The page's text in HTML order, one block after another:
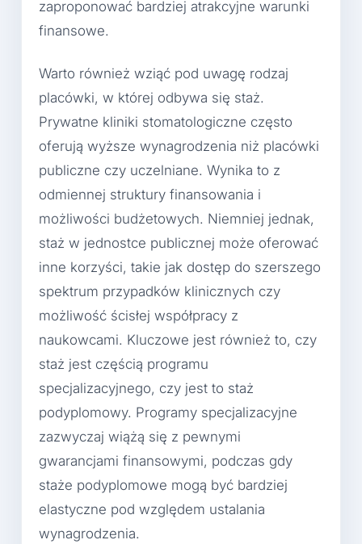
zaproponować bardziej atrakcyjne warunki
finansowe.
Warto również wziąć pod uwagę rodzaj
placówki, w której odbywa się staż.
Prywatne kliniki stomatologiczne często
oferują wyższe wynagrodzenia niż placówki
publiczne czy uczelniane. Wynika to z
odmiennej struktury finansowania i
możliwości budżetowych. Niemniej jednak,
staż w jednostce publicznej może oferować
inne korzyści, takie jak dostęp do szerszego
spektrum przypadków klinicznych czy
możliwość ścisłej współpracy z
naukowcami. Kluczowe jest również to, czy
staż jest częścią programu
specjalizacyjnego, czy jest to staż
podyplomowy. Programy specjalizacyjne
zazwyczaj wiążą się z pewnymi
gwarancjami finansowymi, podczas gdy
staże podyplomowe mogą być bardziej
elastyczne pod względem ustalania
wynagrodzenia.